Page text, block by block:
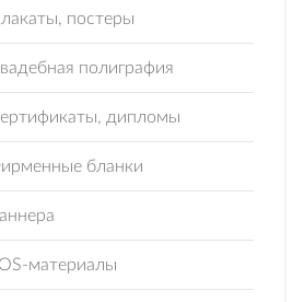
постеры
полиграфия
дипломы
бланки
материалы